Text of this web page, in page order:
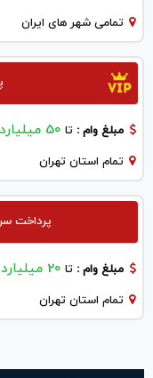
تمامی شهر های ایران
مبلغ وام : تا 50 میلیارد
تمام استان تهران
پرداخت
مبلغ وام : تا 20 میلیارد
تمام استان تهران